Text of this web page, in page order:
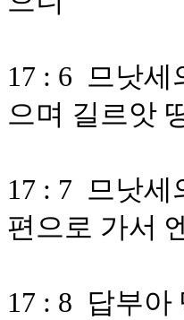
17 : 6 므낫세
으며 길르앗
17 : 7 므낫세
편으로 가서
17 : 8 답부아